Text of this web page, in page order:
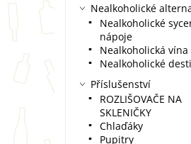
Nealkoholické
Nealkoholické
nápoje
Nealkoholická vína
Nealkoholické
Příslušenství
ROZLIŠOVAČE NA
SKLENIČKY
Chlaďáky
Pupitry